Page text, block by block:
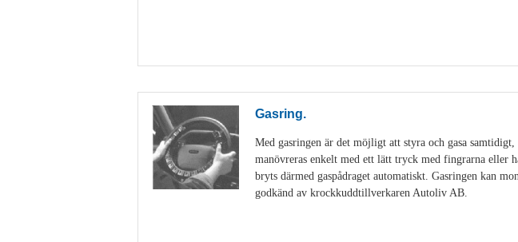
Gasring.
Med gasringen är det möjligt att styra och gasa
manövreras enkelt med ett lätt tryck med fingrarna eller
bryts därmed gaspådraget automatiskt. Gasringen kan
godkänd av krockkuddtillverkaren Autoliv AB.